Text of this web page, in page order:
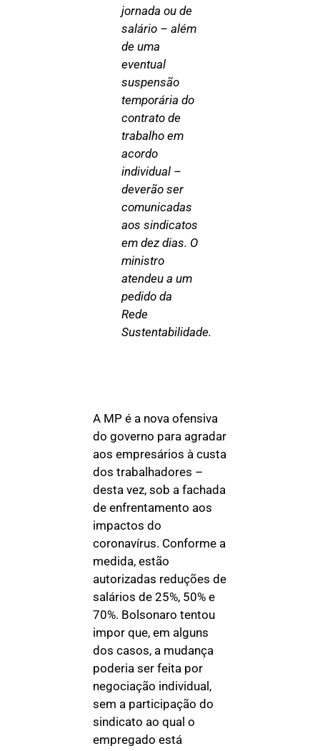
jornada ou de
salário – além
de uma
eventual
suspensão
temporária do
contrato de
trabalho em
acordo
individual –
deverão ser
comunicadas
aos sindicatos
em dez dias. O
ministro
atendeu a um
pedido da
Rede
Sustentabilidade.
A MP é a nova ofensiva
do governo para agradar
aos empresários à custa
dos trabalhadores –
desta vez, sob a fachada
de enfrentamento aos
impactos do
coronavírus. Conforme a
medida, estão
autorizadas reduções de
salários de 25%, 50% e
70%. Bolsonaro tentou
impor que, em alguns
dos casos, a mudança
poderia ser feita por
negociação individual,
sem a participação do
sindicato ao qual o
empregado está